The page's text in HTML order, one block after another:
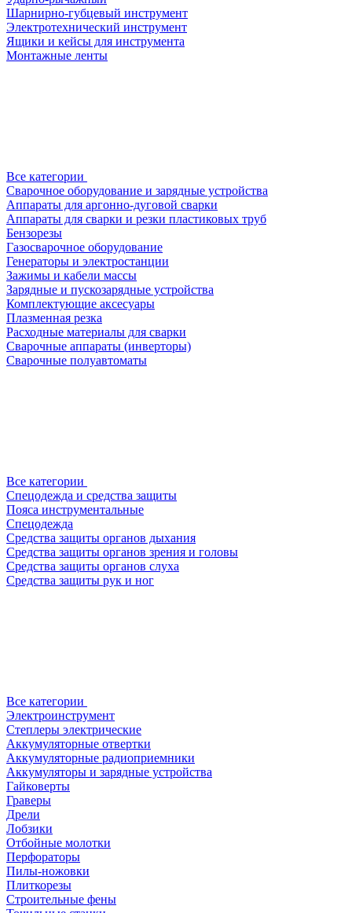
Шарнирно-губцевый инструмент
Электротехнический инструмент
Ящики и кейсы для инструмента
Монтажные ленты
Все категории
Сварочное оборудование и зарядные устройства
Аппараты для аргонно-дуговой сварки
Аппараты для сварки и резки пластиковых труб
Бензорезы
Газосварочное оборудование
Генераторы и электростанции
Зажимы и кабели массы
Зарядные и пускозарядные устройства
Комплектующие аксесуары
Плазменная резка
Расходные материалы для сварки
Сварочные аппараты (инверторы)
Сварочные полуавтоматы
Все категории
Спецодежда и средства защиты
Пояса инструментальные
Спецодежда
Средства защиты органов дыхания
Средства защиты органов зрения и головы
Средства защиты органов слуха
Средства защиты рук и ног
Все категории
Электроинструмент
Степлеры электрические
Аккумуляторные отвертки
Аккумуляторные радиоприемники
Аккумуляторы и зарядные устройства
Гайковерты
Граверы
Дрели
Лобзики
Отбойные молотки
Перфораторы
Пилы-ножовки
Плиткорезы
Строительные фены